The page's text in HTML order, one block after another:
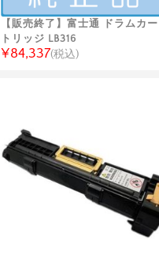
【販売終了】富士通 ドラムカー
トリッジ LB316
¥84,337(税込)